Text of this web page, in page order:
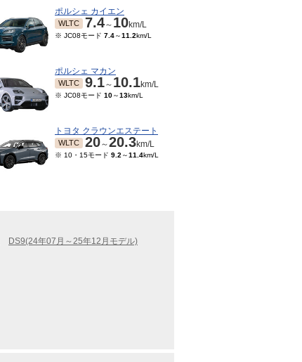
ポルシェ カイエン
WLTC 7.4～ 10km/L
※ JC08モード 7.4～11.2km/L
ポルシェ マカン
WLTC 9.1～ 10.1km/L
※ JC08モード 10～13km/L
トヨタ クラウンエステート
WLTC 20～20.3km/L
※ 10・15モード 9.2 ～11.4km/L
DS9(24年07月～25年12月モデル)